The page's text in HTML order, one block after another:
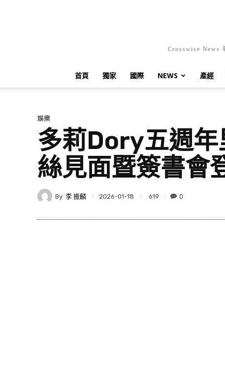
Crosswise News
首頁 獨家 國際 NEWS 產經
娛樂
多莉Dory五週
絲見面暨簽書會
By 李 振麟 2026-01-18 619 0